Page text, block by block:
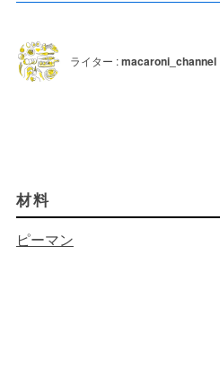
ライター :macaroni_channel
材料
ピーマン